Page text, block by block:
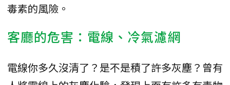
毒素的風險。
客廳的危害：電線、冷氣濾網
電線你多久沒清了？是不是積了許多灰塵？曾有